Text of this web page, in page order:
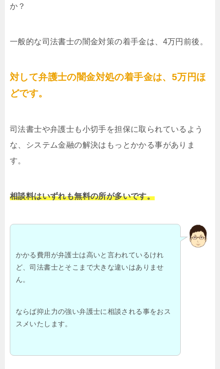
か？
一般的な司法書士の闇金対策の着手金は、4万円前後。
対して弁護士の闇金対処の着手金は、5万円ほ
どです。
司法書士や弁護士も小切手を担保に取られているよう
な、システム金融の解決はもっとかかる事がありま
す。
相談料はいずれも無料の所が多いです。
かかる費用が弁護士は高いと言われているけれ
ど、司法書士とそこまで大きな違いはありませ
ん。
ならば抑止力の強い弁護士に相談される事をおス
スメいたします。